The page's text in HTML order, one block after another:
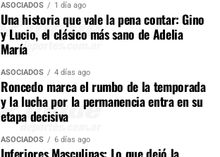
ASOCIADOS 1 día ago
Una historia que vale la pena contar: Gino
y Lucio, el clásico más sano de Adelia
María
ASOCIADOS 4 días ago
Roncedo marca el rumbo de la temporada
y la lucha por la permanencia entra en su
etapa decisiva
ASOCIADOS 6 días ago